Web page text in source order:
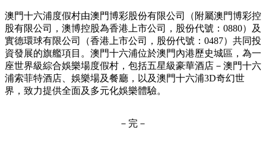
澳門十六浦度假村由澳門博彩股份有限公司（附屬澳門博彩控
股有限公司，澳博控股為香港上市公司，股份代號：0880）及
實德環球有限公司（香港上市公司，股份代號：0487）共同投
資發展的旗艦項目。澳門十六浦位於澳門內港歷史城區，為一
座世界級綜合娛樂場度假村，包括五星級豪華酒店－澳門十六
浦索菲特酒店、娛樂場及餐廳，以及澳門十六浦3D奇幻世
界，致力提供全面及多元化娛樂體驗。
－完－